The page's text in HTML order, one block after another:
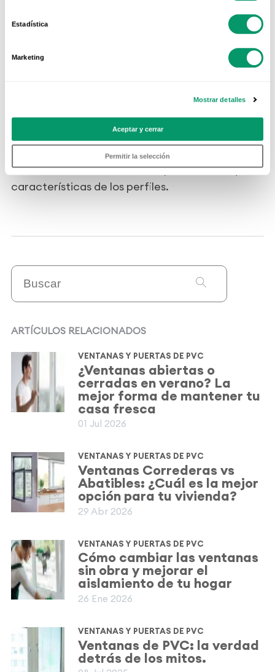
Estadística
Marketing
Mostrar detalles
Aceptar y cerrar
Permitir la selección
formulación de PVC es 100% reciclable y ya
todos esos mitos sin contrastar. Eso sí, no hay
que olvidar queno todo el PVC es igual, sino
que las diferencias en la formulación empleada
por cada empresa repercuten tanto en el
medioambiente, como en las prestaciones y
características de los perfiles.
ARTÍCULOS RELACIONADOS
VENTANAS Y PUERTAS DE PVC
¿Ventanas abiertas o
cerradas en verano? La
mejor forma de mantener tu
casa fresca
01 Jul 2026
VENTANAS Y PUERTAS DE PVC
Ventanas Correderas vs
Abatibles: ¿Cuál es la mejor
opción para tu vivienda?
29 Abr 2026
VENTANAS Y PUERTAS DE PVC
Cómo cambiar las ventanas
sin obra y mejorar el
aislamiento de tu hogar
26 Ene 2026
VENTANAS Y PUERTAS DE PVC
Ventanas de PVC: la verdad
detrás de los mitos.